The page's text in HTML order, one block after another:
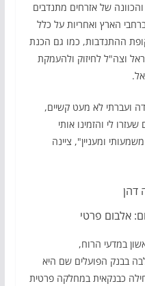
של אזרחים מתנדבים
הארץ ואחריות על כלל
ההתנדבות, כמו גם הכנת
וצה"ל לחיזוק ולהעמקת
ועברתי לא מעט קשיים,
לי והזמינו אותי
ומעניין", ציינה
אלבום פרטי
במדעי הרוח,
בבנק הפועלים שם היא
כבנקאית במחלקה פרטית